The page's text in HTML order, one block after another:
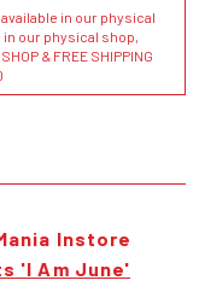
in our physical
our physical shop,
& FREE SHIPPING
Instore
'I Am June'